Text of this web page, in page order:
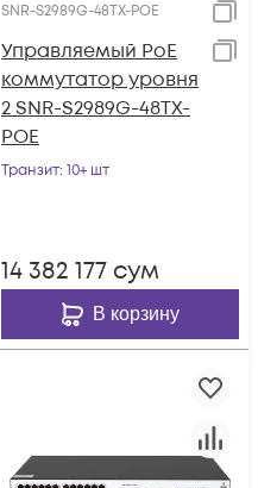
SNR-S2989G-48TX-POE
Управляемый PoE
коммутатор уровня
2 SNR-S2989G-48TX-
POE
Транзит: 10+ шт
14 382 177 сум
В корзину